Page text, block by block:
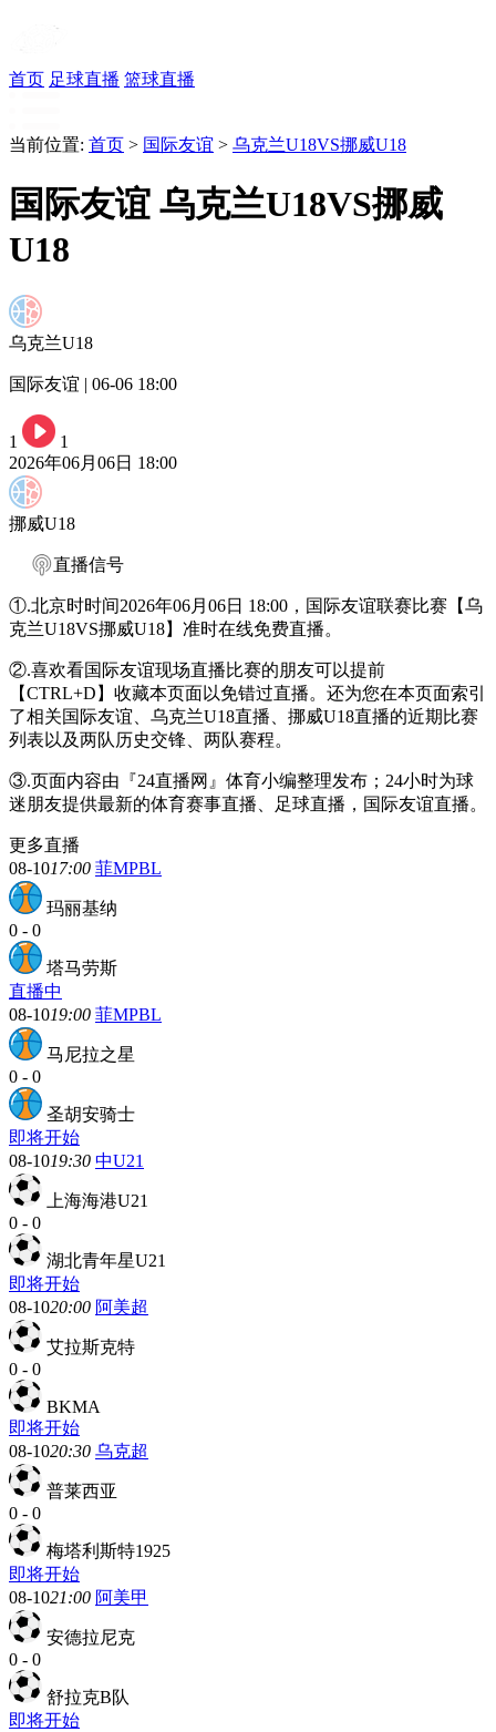
首页 足球直播 篮球直播
当前位置: 首页 > 国际友谊 > 乌克兰U18VS挪威U18
国际友谊 乌克兰U18VS挪威
U18
乌克兰U18
国际友谊 | 06-06 18:00
1
1
2026年06月06日 18:00
挪威U18
直播信号
①.北京时时间2026年06月06日 18:00，国际友谊联赛比赛【乌
克兰U18VS挪威U18】准时在线免费直播。
②.喜欢看国际友谊现场直播比赛的朋友可以提前
【CTRL+D】收藏本页面以免错过直播。还为您在本页面索引
了相关国际友谊、乌克兰U18直播、挪威U18直播的近期比赛
列表以及两队历史交锋、两队赛程。
③.页面内容由『24直播网』体育小编整理发布；24小时为球
迷朋友提供最新的体育赛事直播、足球直播，国际友谊直播。
更多直播
08-1017:00 菲MPBL
玛丽基纳
0 - 0
塔马劳斯
直播中
08-1019:00 菲MPBL
马尼拉之星
0 - 0
圣胡安骑士
即将开始
08-1019:30 中U21
上海海港U21
0 - 0
湖北青年星U21
即将开始
08-1020:00 阿美超
艾拉斯克特
0 - 0
BKMA
即将开始
08-1020:30 乌克超
普莱西亚
0 - 0
梅塔利斯特1925
即将开始
08-1021:00 阿美甲
安德拉尼克
0 - 0
舒拉克B队
即将开始